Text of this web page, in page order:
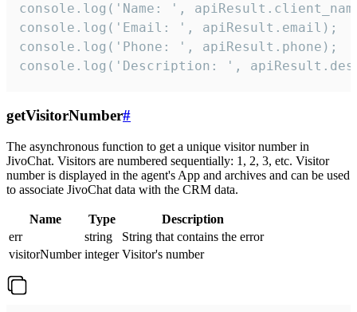
console.log('Name: ',
console.log('Email: ', apiResult.email);
console.log('Phone: ', apiResult.phone);
console.log('Description: ',
getVisitorNumber#
The asynchronous function to get a unique visitor number in
JivoChat. Visitors are numbered sequentially: 1, 2, 3, etc. Visitor
number is displayed in the agent's App and archives and can be used
to associate JivoChat data with the CRM data.
Name Type
Description
err
string
String that contains the error
visitorNumber integer Visitor's number